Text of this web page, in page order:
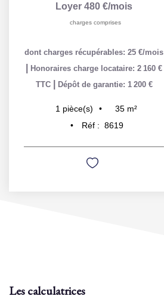
Loyer 480 €/mois
charges comprises
dont charges récupérables: 25 €/mois
Honoraires charge locataire: 2 160 €
TTC
Dépôt de garantie: 1 200 €
1 pièce(s) 35 m²
Réf : 8619
Les calculatrices